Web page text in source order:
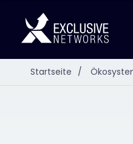
Startseite /